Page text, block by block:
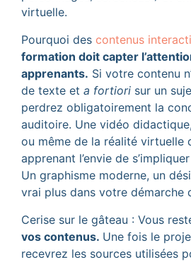
virtuelle.
Pourquoi des contenus
formation doit capter
apprenants. Si votre contenu
de texte et a fortiori sur un
perdrez obligatoirement la
auditoire. Une vidéo
ou même de la réalité virtuelle
apprenant l’envie de
Un graphisme moderne, un
vrai plus dans votre démarche
Cerise sur le gâteau : Vous
vos contenus. Une fois le
recevrez les sources utilisées